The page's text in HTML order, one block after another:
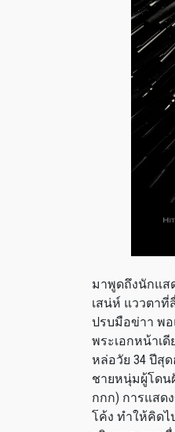
มาพูดถึงนักแส
เสน่ห์ แววตาที่
ปรบมือข่าา พอ
พระเอกหน้าเ
หล่อวัย 34 ปีสุด
ชายหนุ่มผู้โดน
กกก) การแสด
โค้ง ทำให้คิด